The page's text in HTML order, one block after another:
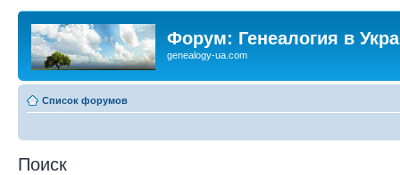
Форум: Генеалогия в
genealogy-ua.com
Список форумов
Поиск